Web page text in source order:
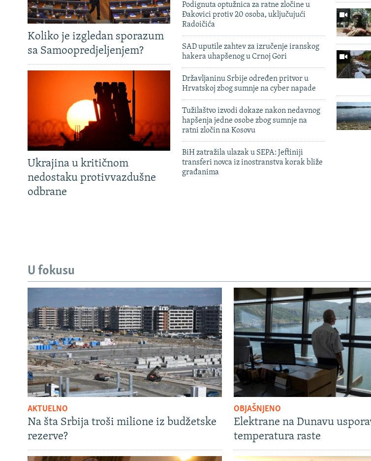
Koliko je izgledan sporazum
sa Samoopredjeljenjem?
Ukrajina u kritičnom
nedostaku protivvazdušne
odbrane
Podignuta optužnica za ratne zločine u
Đakovici protiv 20 osoba, uključujući
Radoičića
SAD uputile zahtev za izručenje iranskog
hakera uhapšenog u Crnoj Gori
Državljaninu Srbije određen pritvor u
Hrvatskoj zbog sumnje na cyber napade
Tužilaštvo izvodi dokaze nakon nedavnog
hapšenja jedne osobe zbog sumnje na
ratni zločin na Kosovu
BiH zatražila ulazak u SEPA: Jeftiniji
transferi novca iz inostranstva korak bliže
građanima
U fokusu
AKTUELNO
Na šta Srbija troši milione iz budžetske
rezerve?
OBJAŠNJENO
Elektrane na Dunavu
temperatura raste